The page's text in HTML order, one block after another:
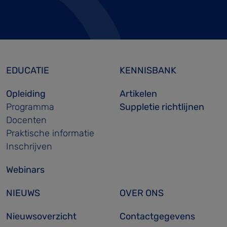
EDUCATIE
Opleiding
Programma
Docenten
Praktische informatie
Inschrijven
Webinars
KENNISBANK
Artikelen
Suppletie richtlijnen
NIEUWS
Nieuwsoverzicht
OVER ONS
Contactgegevens